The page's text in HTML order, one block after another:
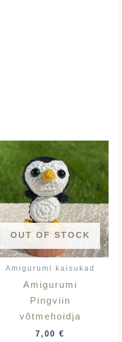
OUT OF STOCK
Amigurumi kaisukad
Amigurumi
Pingviin
võtmehoidja
7,00€